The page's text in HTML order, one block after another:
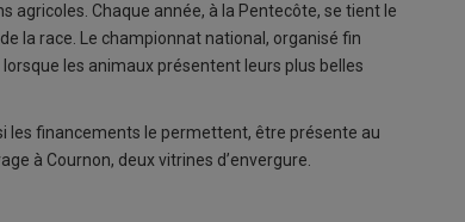
agricoles. Chaque année, à la Pentecôte, se tient le
la race. Le championnat national, organisé fin
lorsque les animaux présentent leurs plus belles
les financements le permettent, être présente au
à Cournon, deux vitrines d’envergure.